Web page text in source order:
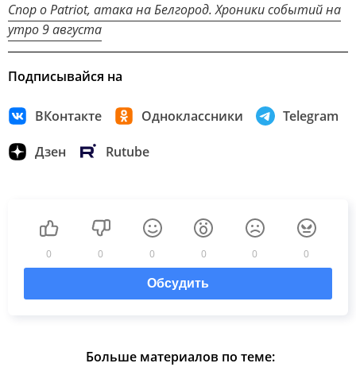
Спор о Patriot, атака на Белгород. Хроники событий на
утро 9 августа
Подписывайся на
ВКонтакте Одноклассники Telegram
Дзен Rutube
0 0 0 0 0 0
Обсудить
Больше материалов по теме: